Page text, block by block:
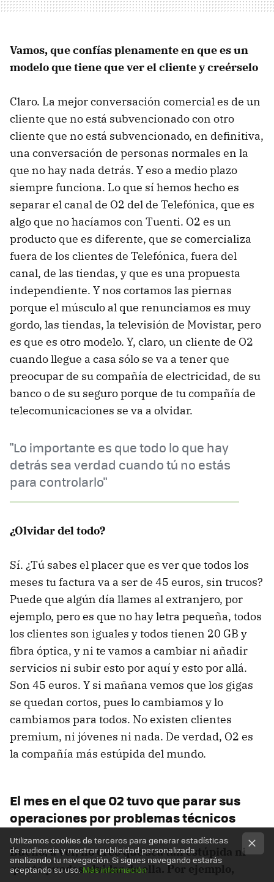
Vamos, que confías plenamente en que es un
modelo que tiene que ver el cliente y creérselo
Claro. La mejor conversación comercial es de un
cliente que no está subvencionado con otro
cliente que no está subvencionado, en definitiva,
una conversación de personas normales en la
que no hay nada detrás. Y eso a medio plazo
siempre funciona. Lo que sí hemos hecho es
separar el canal de O2 del de Telefónica, que es
algo que no hacíamos con Tuenti. O2 es un
producto que es diferente, que se comercializa
fuera de los clientes de Telefónica, fuera del
canal, de las tiendas, y que es una propuesta
independiente. Y nos cortamos las piernas
porque el músculo al que renunciamos es muy
gordo, las tiendas, la televisión de Movistar, pero
es que es otro modelo. Y, claro, un cliente de O2
cuando llegue a casa sólo se va a tener que
preocupar de su compañía de electricidad, de su
banco o de su seguro porque de tu compañía de
telecomunicaciones se va a olvidar.
"Lo importante es que todo lo que hay
detrás sea verdad cuando tú no estás
para controlarlo"
¿Olvidar del todo?
Sí. ¿Tú sabes el placer que es ver que todos los
meses tu factura va a ser de 45 euros, sin trucos?
Puede que algún día llames al extranjero, por
ejemplo, pero es que no hay letra pequeña, todos
los clientes son iguales y todos tienen 20 GB y
fibra óptica, y ni te vamos a cambiar ni añadir
servicios ni subir esto por aquí y esto por allá.
Son 45 euros. Y si mañana vemos que los gigas
se quedan cortos, pues lo cambiamos y lo
cambiamos para todos. No existen clientes
premium, ni jóvenes ni nada. De verdad, O2 es
la compañía más estúpida del mundo.
El mes en el que O2 tuvo que parar sus
operaciones por problemas técnicos
Bueno, a ver, no creo que sea tan estúpida ni
que te puedas olvidar de ella. Por ejemplo,
Utilizamos cookies de terceros para generar estadísticas
de audiencia y mostrar publicidad personalizada
analizando tu navegación. Si sigues navegando estarás
aceptando su uso.Más información